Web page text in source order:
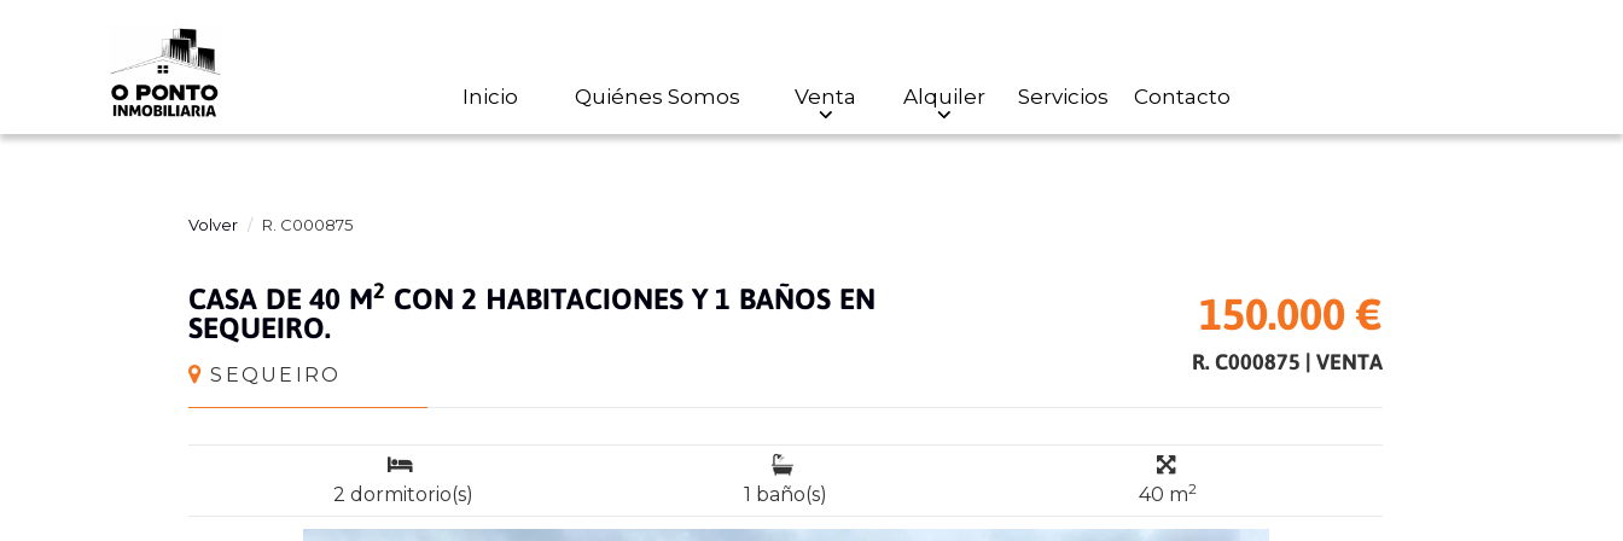
Inicio Quiénes Somos Venta Alquiler Servicios Contacto
Volver R. C000875
CASA DE 40 M2 CON 2 HABITACIONES Y 1 BAÑOS EN
SEQUEIRO.
SEQUEIRO
150.000 €
R. C000875 | VENTA
2 dormitorio(s) 1 baño(s) 40 m2